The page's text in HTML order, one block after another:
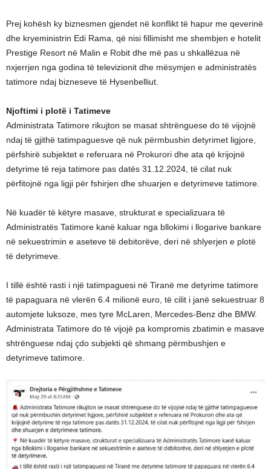
Prej kohësh ky biznesmen gjendet në konflikt të hapur me qeverinë
dhe kryeministrin Edi Rama, që nisi fillimisht me shembjen e hotelit
Prestige Resort në Malin e Robit dhe më pas u shkallëzua në
nxjerrjen nga godina të televizionit dhe mësymjen e administratës
tatimore ndaj bizneseve të Hysenbelliut.
Njoftimi i plotë i Tatimeve
Administrata Tatimore rikujton se masat shtrënguese do të vijojnë
ndaj të gjithë tatimpaguesve që nuk përmbushin detyrimet ligjore,
përfshirë subjektet e referuara në Prokurori dhe ata që krijojnë
detyrime të reja tatimore pas datës 31.12.2024, të cilat nuk
përfitojnë nga ligji për fshirjen dhe shuarjen e detyrimeve tatimore.
Në kuadër të këtyre masave, strukturat e specializuara të
Administratës Tatimore kanë kaluar nga bllokimi i llogarive bankare
në sekuestrimin e aseteve të debitorëve, deri në shlyerjen e plotë
të detyrimeve.
I tillë është rasti i një tatimpaguesi në Tiranë me detyrime tatimore
të papaguara në vlerën 6.4 milionë euro, të cilit i janë sekuestruar 8
automjete luksoze, mes tyre McLaren, Mercedes-Benz dhe BMW.
Administrata Tatimore do të vijojë pa kompromis zbatimin e masave
shtrënguese ndaj çdo subjekti që shmang përmbushjen e
detyrimeve tatimore.